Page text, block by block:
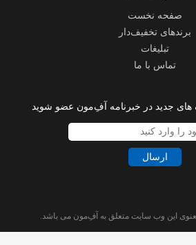
صفحه نخست
برندهای تخفیف‌دار
تبلیغات
تماس با ما
های جدید در خبرنامه آفِ‌مون عضو شوید
ارسال
این وب سایت متعلق به آفِ‌مون می باشد.